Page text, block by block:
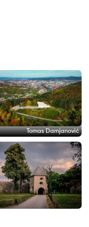
Tomas Damjanović